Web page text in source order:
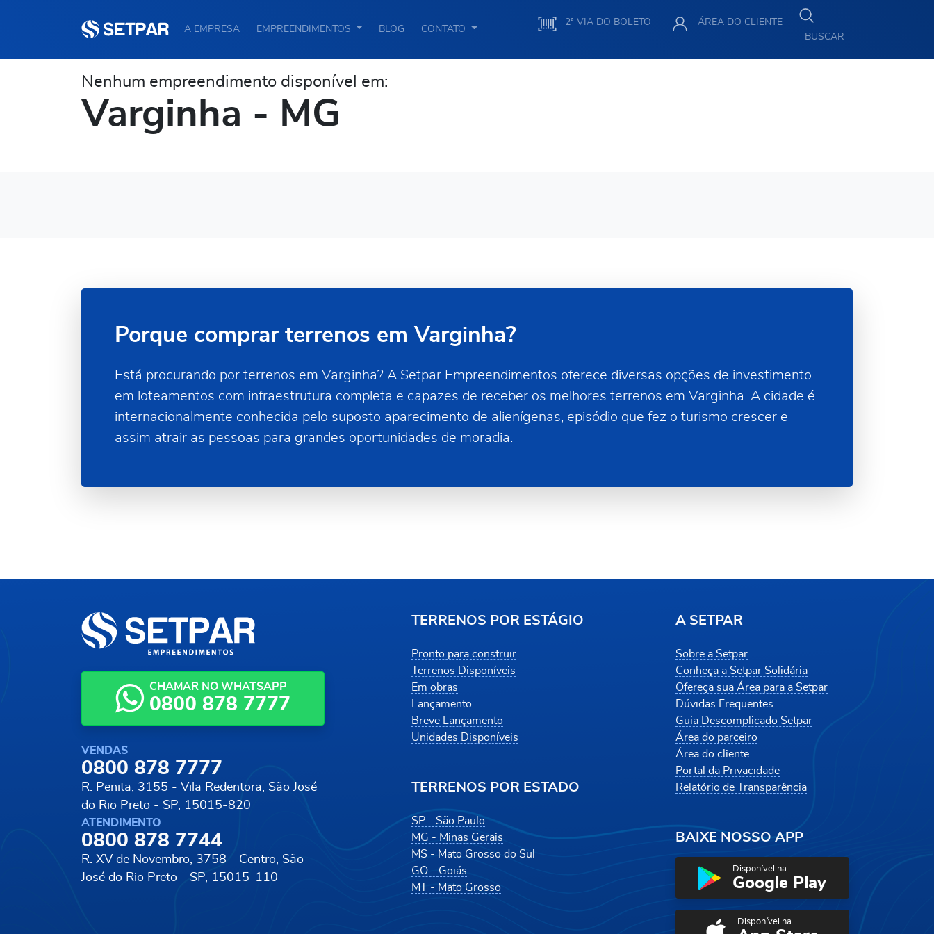
A EMPRESA EMPREENDIMENTOS BLOG CONTATO
2ª VIA DO BOLETO
ÁREA DO CLIENTE
BUSCAR
Nenhum empreendimento disponível em:
Varginha - MG
Porque comprar terrenos em Varginha?
Está procurando por terrenos em Varginha? A Setpar Empreendimentos oferece diversas opções de investimento
em loteamentos com infraestrutura completa e capazes de receber os melhores terrenos em Varginha. A cidade é
internacionalmente conhecida pelo suposto aparecimento de alienígenas, episódio que fez o turismo crescer e
assim atrair as pessoas para grandes oportunidades de moradia.
CHAMAR NO WHATSAPP
0800 878 7777
VENDAS
0800 878 7777
R. Penita, 3155 - Vila Redentora, São José
do Rio Preto - SP, 15015-820
ATENDIMENTO
0800 878 7744
R. XV de Novembro, 3758 - Centro, São
José do Rio Preto - SP, 15015-110
TERRENOS POR ESTÁGIO
Pronto para construir
Terrenos Disponíveis
Em obras
Lançamento
Breve Lançamento
Unidades Disponíveis
TERRENOS POR ESTADO
SP - São Paulo
MG - Minas Gerais
MS - Mato Grosso do Sul
GO - Goiás
MT - Mato Grosso
A SETPAR
Sobre a Setpar
Conheça a Setpar Solidária
Ofereça sua Área para a Setpar
Dúvidas Frequentes
Guia Descomplicado Setpar
Área do parceiro
Área do cliente
Portal da Privacidade
Relatório de Transparência
BAIXE NOSSO APP
Disponível na
Google Play
Disponível na